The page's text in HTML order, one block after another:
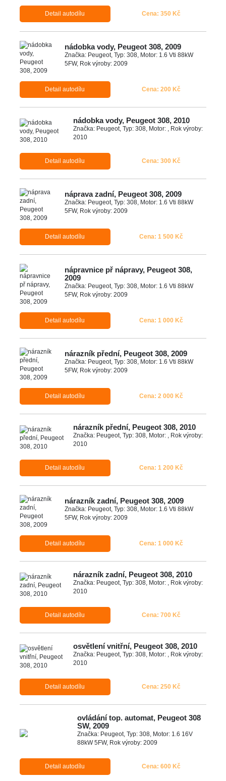
Detail autodílu Cena: 350 Kč
nádobka vody, Peugeot 308, 2009
Značka: Peugeot, Typ: 308, Motor: 1.6 Vti 88kW
5FW, Rok výroby: 2009
Detail autodílu Cena: 200 Kč
nádobka vody, Peugeot 308, 2010
Značka: Peugeot, Typ: 308, Motor: , Rok výroby:
2010
Detail autodílu Cena: 300 Kč
náprava zadní, Peugeot 308, 2009
Značka: Peugeot, Typ: 308, Motor: 1.6 Vti 88kW
5FW, Rok výroby: 2009
Detail autodílu Cena: 1 500 Kč
nápravnice př nápravy, Peugeot 308,
2009
Značka: Peugeot, Typ: 308, Motor: 1.6 Vti 88kW
5FW, Rok výroby: 2009
Detail autodílu Cena: 1 000 Kč
nárazník přední, Peugeot 308, 2009
Značka: Peugeot, Typ: 308, Motor: 1.6 Vti 88kW
5FW, Rok výroby: 2009
Detail autodílu Cena: 2 000 Kč
nárazník přední, Peugeot 308, 2010
Značka: Peugeot, Typ: 308, Motor: , Rok výroby:
2010
Detail autodílu Cena: 1 200 Kč
nárazník zadní, Peugeot 308, 2009
Značka: Peugeot, Typ: 308, Motor: 1.6 Vti 88kW
5FW, Rok výroby: 2009
Detail autodílu Cena: 1 000 Kč
nárazník zadní, Peugeot 308, 2010
Značka: Peugeot, Typ: 308, Motor: , Rok výroby:
2010
Detail autodílu Cena: 700 Kč
osvětlení vnitřní, Peugeot 308, 2010
Značka: Peugeot, Typ: 308, Motor: , Rok výroby:
2010
Detail autodílu Cena: 250 Kč
ovládání top. automat, Peugeot 308
SW, 2009
Značka: Peugeot, Typ: 308, Motor: 1.6 16V
88kW 5FW, Rok výroby: 2009
Detail autodílu Cena: 600 Kč